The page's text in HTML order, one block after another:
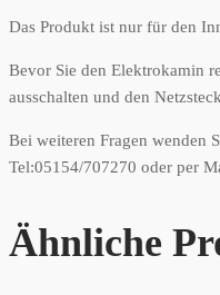
Das Produkt ist nur für den
Bevor Sie den Elektrokamin
ausschalten und den
Bei weiteren Fragen wenden
Tel:05154/707270 oder per
Ähnliche